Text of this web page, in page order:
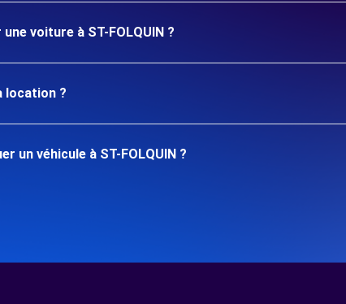
voiture à ST-FOLQUIN ?
location ?
un véhicule à ST-FOLQUIN ?